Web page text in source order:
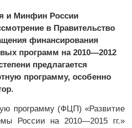
и Минфин России
в Правительство
финансирования
программ на 2010—2012
предлагается
программу, особенно
программу (ФЦП) «Развитие
России на 2010—2015 гг.»